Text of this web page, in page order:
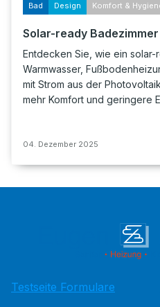
Bad Design Komfort &
Solar-ready Badezimmer
Entdecken Sie, wie ein solar-
Warmwasser,
mit Strom aus der
mehr Komfort und geringere
04. Dezember 2025
Testseite Formulare